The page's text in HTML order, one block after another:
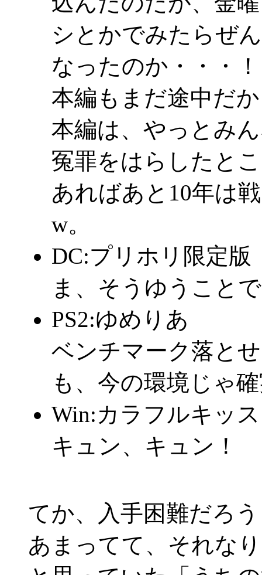
シとかでみたらぜ
なったのか・・・
本編もまだ途中だ
本編は、やっとみ
冤罪をはらしたと
あればあと10年は
w。
DC:プリホリ限定版
ま、そうゆうこと
PS2:ゆめりあ
ベンチマーク落と
も、今の環境じゃ
Win:カラフルキッス
キュン、キュン！
てか、入手困難だろ
あまってて、それな